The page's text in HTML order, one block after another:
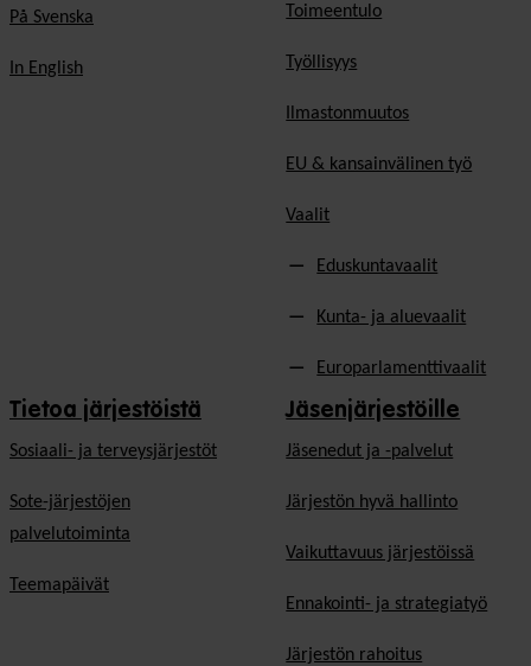
På Svenska
In English
Toimeentulo
Työllisyys
Ilmastonmuutos
EU & kansainvälinen työ
Vaalit
Eduskuntavaalit
Kunta- ja aluevaalit
Europarlamenttivaalit
Tietoa järjestöistä
Sosiaali- ja terveysjärjestöt
Sote-järjestöjen
palvelutoiminta
Teemapäivät
Jäsenjärjestöille
Jäsen­edut ja -palvelut
Järjestön hyvä hallinto
Vaikuttavuus järjestöissä
Ennakointi- ja strategiatyö
Järjestön rahoitus